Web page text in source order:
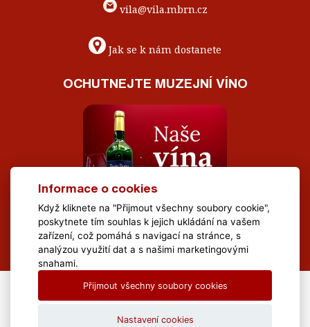
vila@vila.mbrn.cz
Jak se k nám dostanete
OCHUTNEJTE MUZEJNÍ VÍNO
All Rights Reserved Muzeum Brněnska © 2020, Webdesign by
Informace o cookies
Když kliknete na "Přijmout všechny soubory cookie",
poskytnete tím souhlas k jejich ukládání na vašem
zařízení, což pomáhá s navigací na stránce, s
analýzou využití dat a s našimi marketingovými
snahami.
Přijmout všechny soubory cookies
Nastavení cookies